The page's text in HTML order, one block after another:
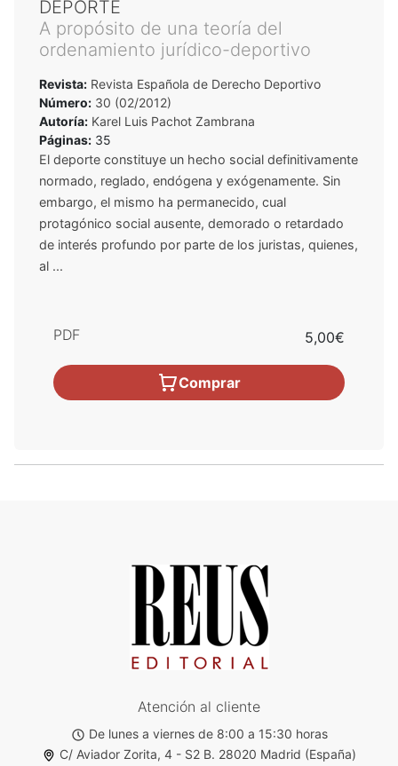
DEPORTE
A propósito de una teoría del
ordenamiento jurídico-deportivo
Revista: Revista Española de Derecho Deportivo
Número: 30 (02/2012)
Autoría: Karel Luis Pachot Zambrana
Páginas: 35
El deporte constituye un hecho social definitivamente
normado, reglado, endógena y exógenamente. Sin
embargo, el mismo ha permanecido, cual
protagónico social ausente, demorado o retardado
de interés profundo por parte de los juristas, quienes,
al ...
PDF 5,00€
Comprar
Atención al cliente
De lunes a viernes de 8:00 a 15:30 horas
C/ Aviador Zorita, 4 - S2 B. 28020 Madrid (España)